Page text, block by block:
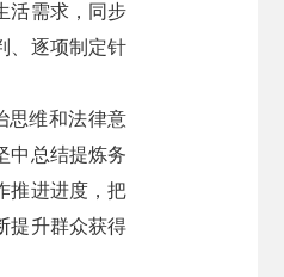
活需求，同步
、逐项制定针
思维和法律意
中总结提炼务
推进进度，把
提升群众获得